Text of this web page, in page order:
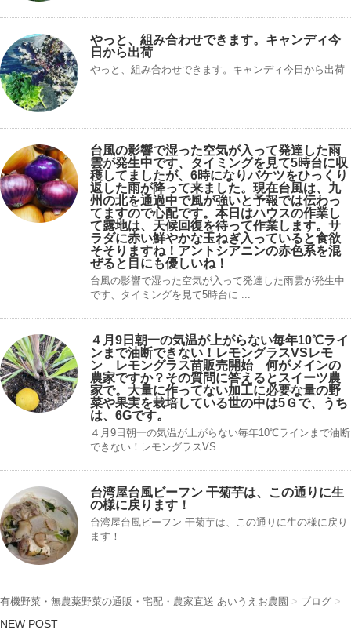
やっと、組み合わせできます。キャンディ今
日から出荷
やっと、組み合わせできます。キャンディ今日から出荷
台風の影響で湿った空気が入って発達した雨
雲が発生中です、タイミングを見て5時台に収
穫してましたが、6時になりバケツをひっくり
返した雨が降って来ました。現在台風は、九
州の北を通過中で風が強いと予報では伝わっ
てますので心配です。本日はハウスの作業し
て露地は、天候回復を待って作業します。サ
ラダに赤い鮮やかな玉ねぎ入っていると食欲
そそりますね！アントシアニンの赤色系を混
ぜると目にも優しいね！
台風の影響で湿った空気が入って発達した雨雲が発生中
です、タイミングを見て5時台に ...
４月9日朝一の気温が上がらない毎年10℃ライ
ンまで油断できない！レモングラスVSレモ
ン レモングラス苗販売開始 何がメインの
農家ですか？その質問に答えるとスイーツ農
家で。大量に作ってない加工に必要な量の野
菜や果実を栽培している世の中は5Ｇで、うち
は、6Gです。
４月9日朝一の気温が上がらない毎年10℃ラインまで油断
できない！レモングラスVS ...
台湾屋台風ビーフン 干菊芋は、この通りに生
の様に戻ります！
台湾屋台風ビーフン 干菊芋は、この通りに生の様に戻り
ます！
有機野菜・無農薬野菜の通販・宅配・農家直送 あいうえお農園 > ブログ >
NEW POST